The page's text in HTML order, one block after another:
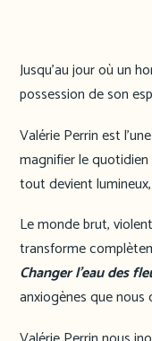
Jusqu’au jour où un
possession de son
Valérie Perrin est
magnifier le
tout devient
Le monde brut,
transforme
Changer l’eau des
anxiogènes que nous